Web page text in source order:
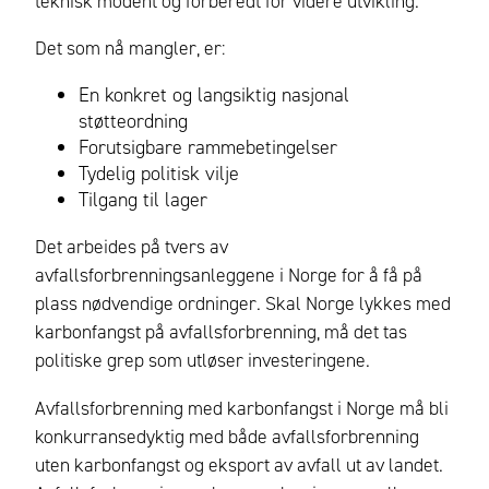
Det som nå mangler, er:
En konkret og langsiktig nasjonal
støtteordning
Forutsigbare rammebetingelser
Tydelig politisk vilje
Tilgang til lager
Det arbeides på tvers av
avfallsforbrenningsanleggene i Norge for å få på
plass nødvendige ordninger. Skal Norge lykkes med
karbonfangst på avfallsforbrenning, må det tas
politiske grep som utløser investeringene.
Avfallsforbrenning med karbonfangst i Norge må bli
konkurransedyktig med både avfallsforbrenning
uten karbonfangst og eksport av avfall ut av landet.